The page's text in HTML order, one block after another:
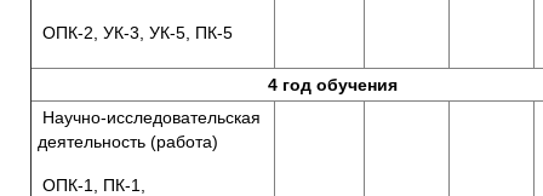
ОПК-2, УК-3, УК-5, ПК-5
4 год обучения
Научно-исследовательская
деятельность (работа)
ОПК-1, ПК-1,